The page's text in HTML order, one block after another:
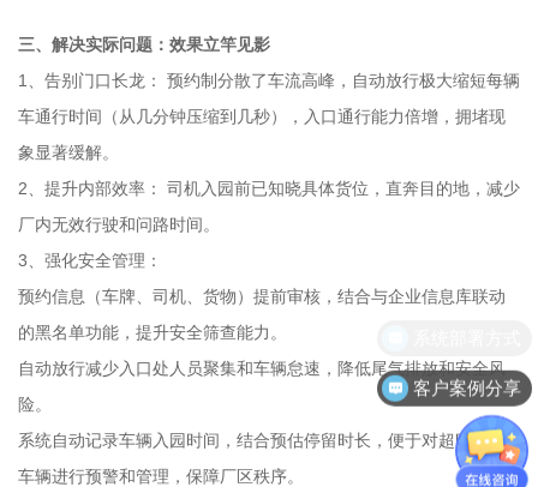
三、解决实际问题：效果立竿见影
1、告别门口长龙： 预约制分散了车流高峰，自动放行极大缩短每辆
车通行时间（从几分钟压缩到几秒），入口通行能力倍增，拥堵现
象显著缓解。
2、提升内部效率： 司机入园前已知晓具体货位，直奔目的地，减少
厂内无效行驶和问路时间。
3、强化安全管理：
预约信息（车牌、司机、货物）提前审核，结合与企业信息库联动
的黑名单功能，提升安全筛查能力。
自动放行减少入口处人员聚集和车辆怠速，降低尾气排放和安全风
险。
系统自动记录车辆入园时间，结合预估停留时长，便于对超时滞留
车辆进行预警和管理，保障厂区秩序。
客户案例分享